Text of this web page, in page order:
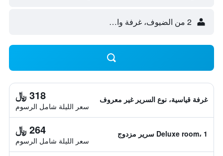
2 من الضيوف، غرفة واحدة
غرفة قياسية، نوع السرير غير معروف 318 ﷼
سعر الليلة شامل الرسوم
Deluxe room، 1 سرير مزدوج 264 ﷼
سعر الليلة شامل الرسوم